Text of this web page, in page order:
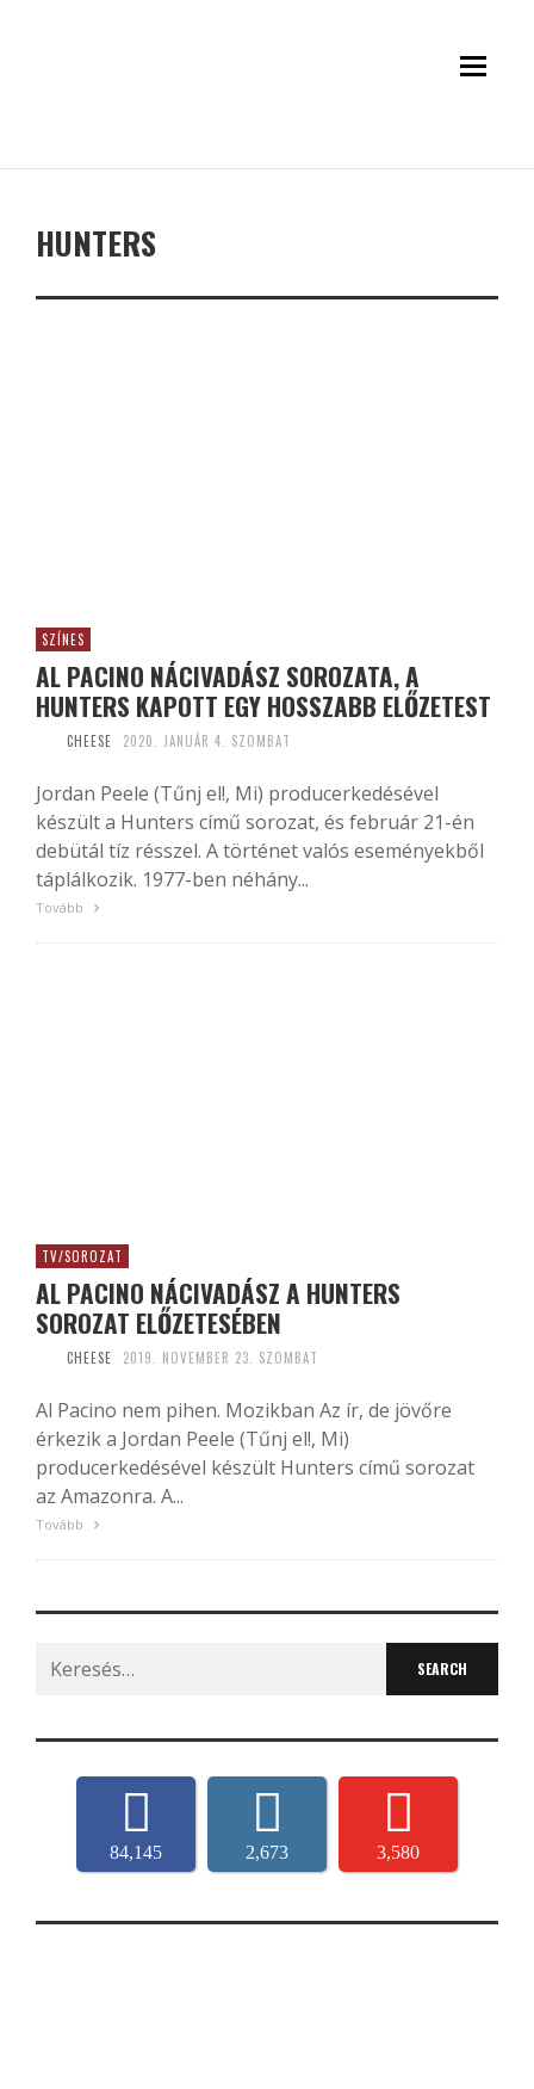
HUNTERS
SZÍNES
AL PACINO NÁCIVADÁSZ SOROZATA, A
HUNTERS KAPOTT EGY HOSSZABB ELŐZETEST
CHEESE 2020. JANUÁR 4. SZOMBAT
Jordan Peele (Tűnj el!, Mi) producerkedésével
készült a Hunters című sorozat, és február 21-én
debütál tíz résszel. A történet valós eseményekből
táplálkozik. 1977-ben néhány...
Tovább
TV/SOROZAT
AL PACINO NÁCIVADÁSZ A HUNTERS
SOROZAT ELŐZETESÉBEN
CHEESE 2019. NOVEMBER 23. SZOMBAT
Al Pacino nem pihen. Mozikban Az ír, de jövőre
érkezik a Jordan Peele (Tűnj el!, Mi)
producerkedésével készült Hunters című sorozat
az Amazonra. A...
Tovább
Search
for:
84,145 2,673 3,580